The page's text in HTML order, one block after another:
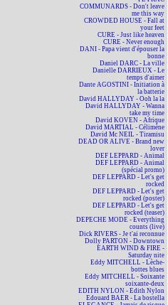
COMMUNARDS - Don't leave
me this way
CROWDED HOUSE - Fall at
your feet
CURE - Just like heaven
CURE - Never enough
DANI - Papa vient d'épouser la
bonne
Daniel DARC - La ville
Danielle DARRIEUX - Le
temps d'aimer
Dante AGOSTINI - Initiation à
la batterie
David HALLYDAY - Ooh la la
David HALLYDAY - Wanna
take my time
David KOVEN - Afrique
David MARTIAL - Célimène
David Mc NEIL - Tiramisu
DEAD OR ALIVE - Brand new
lover
DEF LEPPARD - Animal
DEF LEPPARD - Animal
(spécial promo)
DEF LEPPARD - Let's get
rocked
DEF LEPPARD - Let's get
rocked (poster)
DEF LEPPARD - Let's get
rocked (teaser)
DEPECHE MODE - Everything
counts (live)
Dick RIVERS - Je t'ai reconnue
Dolly PARTON - Downtown
EARTH WIND & FIRE -
Saturday nite
Eddy MITCHELL - Lèche-
bottes blues
Eddy MITCHELL - Soixante
soixante-deux
EDITH NYLON - Edith Nylon
Edouard BAER - La bostella